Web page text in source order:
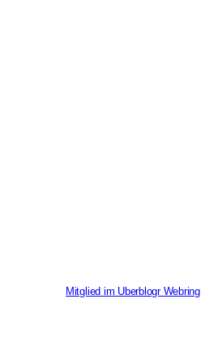
Mitglied im Uberblogr Webring